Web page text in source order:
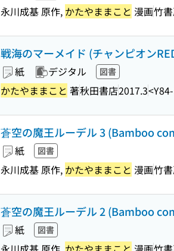
永川成基 原作, かたやままこと 漫画竹
戦海のマーメイド (チャンピオン
紙 デジタル 図書
かたやままこと 著秋田書店2017.3
蒼空の魔王ルーデル 3 (Bamboo
紙 図書
永川成基 原作, かたやままこと 漫画竹
蒼空の魔王ルーデル 2 (Bamboo
紙 図書